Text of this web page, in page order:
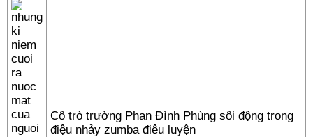
Cô trò trường Phan Đình Phùng sôi động trong
điệu nhảy zumba điêu luyện